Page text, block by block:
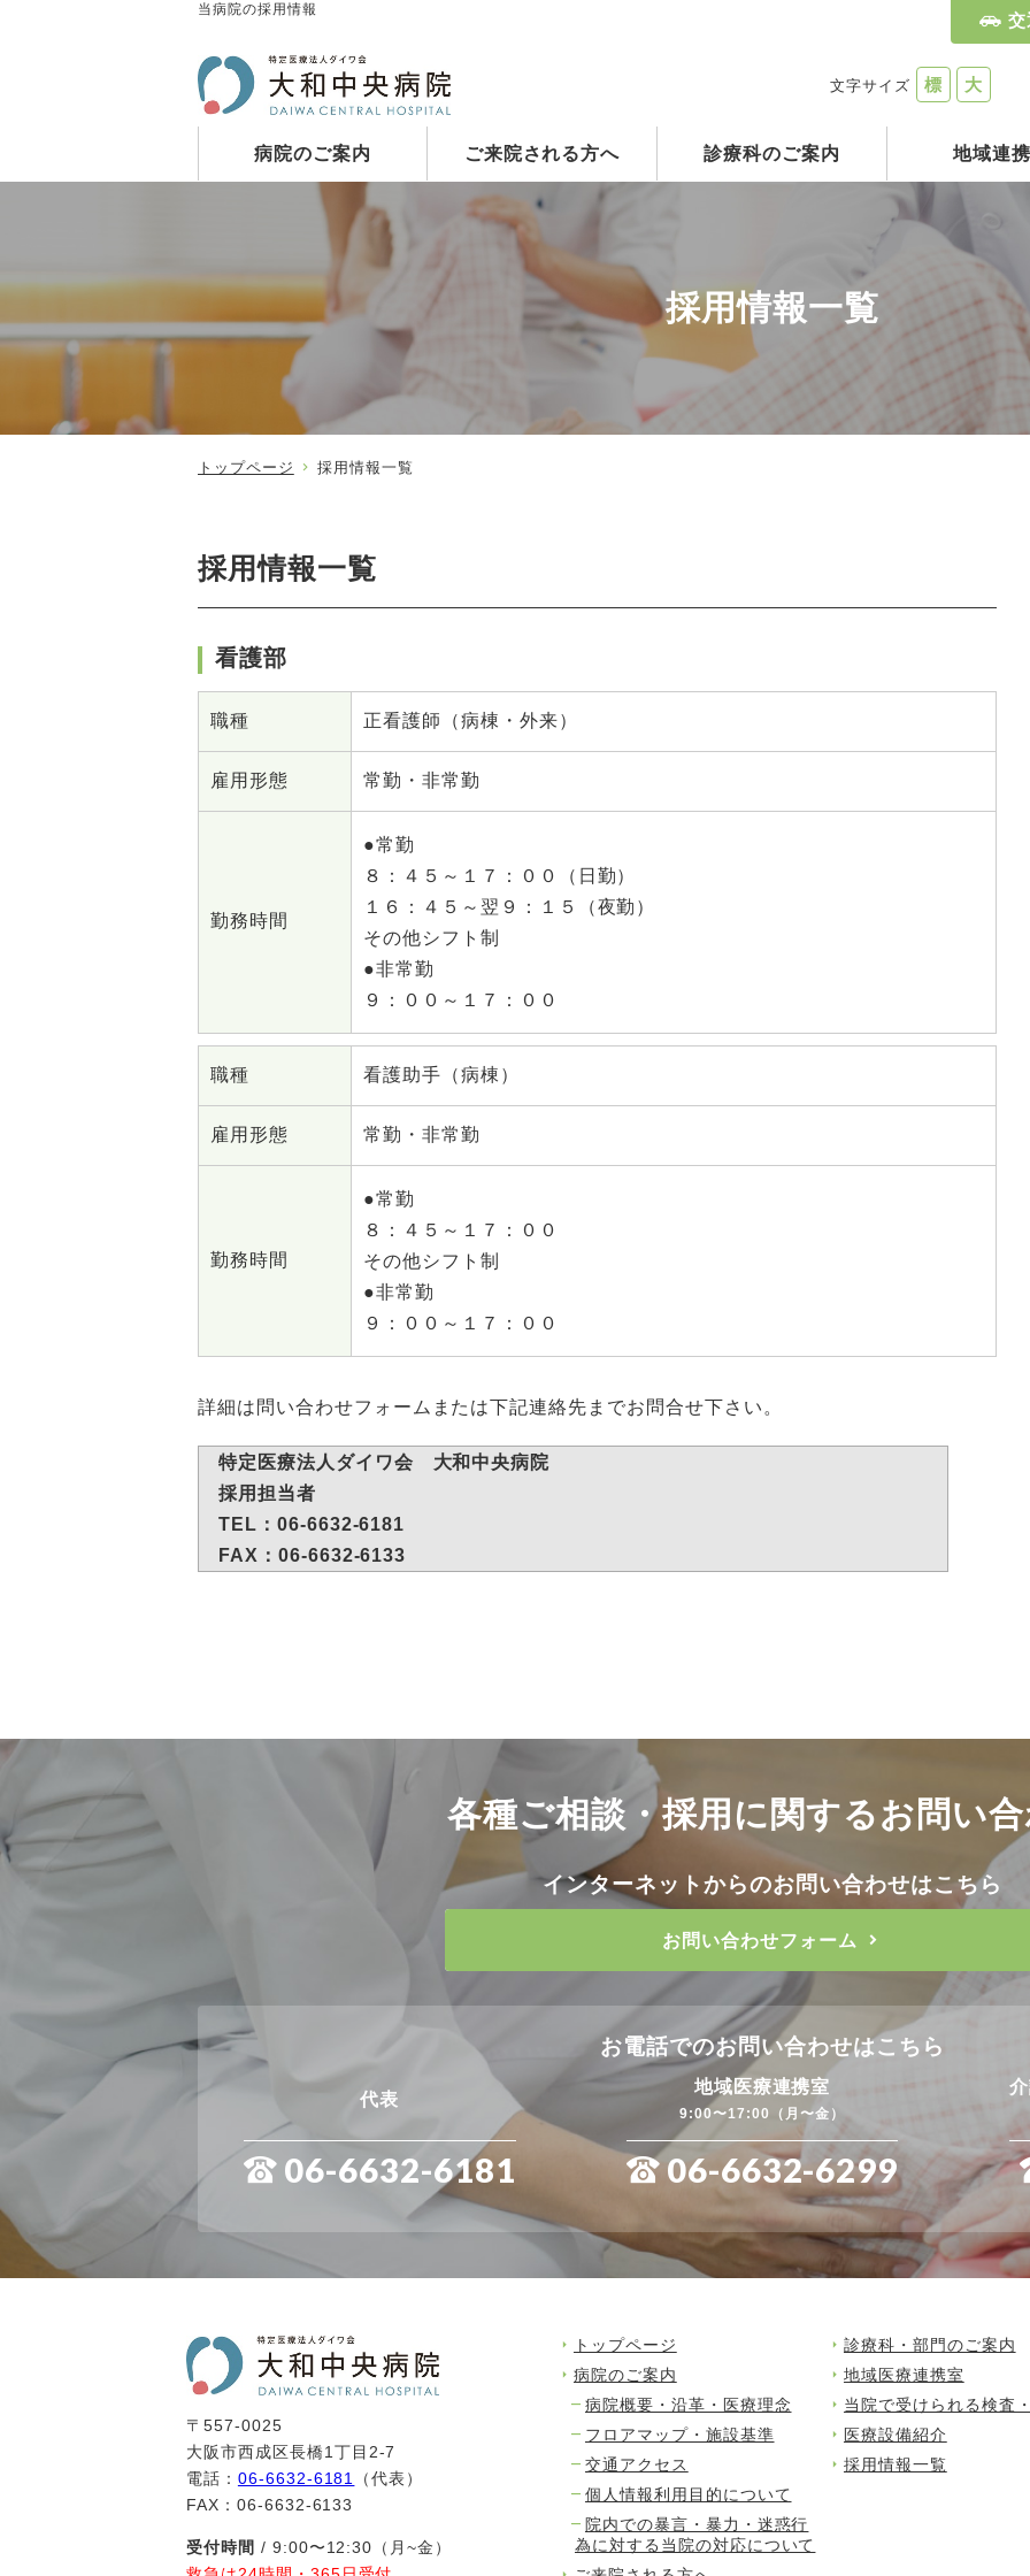
当病院の採用情報
交
文字サイズ 標 大
病院のご案内 ご来院される方へ 診療科のご案内 地域連
採用情報一覧
トップページ 採用情報一覧
採用情報一覧
看護部
職種 正看護師（病棟・外来）
雇用形態 常勤・非常勤
勤務時間
●常勤
８：４５～１７：００（日勤）
１６：４５～翌９：１５（夜勤）
その他シフト制
●非常勤
９：００～１７：００
職種 看護助手（病棟）
雇用形態 常勤・非常勤
勤務時間
●常勤
８：４５～１７：００
その他シフト制
●非常勤
９：００～１７：００
詳細は問い合わせフォームまたは下記連絡先までお問合せ下さい。
特定医療法人ダイワ会 大和中央病院
採用担当者
TEL：06-6632-6181
FAX：06-6632-6133
各種ご相談・採用に関するお問い
インターネットからのお問い合わせはこちら
お問い合わせフォーム
お電話でのお問い合わせはこちら
代表
06-6632-6181
地域医療連携室
9:00〜17:00（月〜金）
06-6632-6299
〒557-0025
大阪市西成区長橋1丁目2-7
電話： 06-6632-6181
（代表）
FAX：06-6632-6133
受付時間 / 9:00〜12:30（月~金）
トップページ
病院のご案内
病院概要・沿革・医療理念
フロアマップ・施設基準
交通アクセス
個人情報利用目的について
院内での暴言・暴力・迷惑行
為に対する当院の対応について
診療科・部門のご案内
地域医療連携室
当院で受けられる検査
医療設備紹介
採用情報一覧